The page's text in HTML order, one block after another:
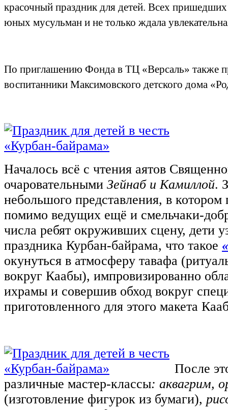
красочный праздник для детей. Всех
юных мусульман и не только ждала
По приглашению Фонда в ТЦ «Версаль» также
воспитанники Максимовского детского дома
Началось всё с чтения аятов
очаровательными Зейнаб и Камиллой.
небольшого представления, в котором
помимо ведущих ещё и смельчаки-
числа ребят окруживших сцену, дети
праздника Курбан-байрама, что такое
окунуться в атмосферу тавафа
вокруг Каабы), импровизированно
ихрамы и совершив обход вокруг
приготовленного для этого макета
После
различные мастер-классы: аквагрим,
(изготовление фигурок из бумаги),